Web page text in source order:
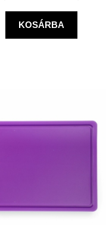
KOSÁRBA